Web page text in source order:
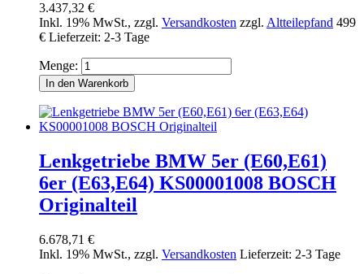
3.437,32 €
Inkl. 19% MwSt., zzgl. Versandkosten zzgl. Altteilepfand 499
€ Lieferzeit: 2-3 Tage
Menge:
In den Warenkorb
Lenkgetriebe BMW 5er (E60,E61)
6er (E63,E64) KS00001008 BOSCH
Originalteil
6.678,71 €
Inkl. 19% MwSt., zzgl. Versandkosten Lieferzeit: 2-3 Tage